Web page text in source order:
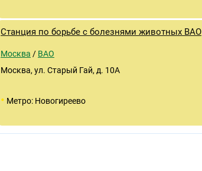
Станция по борьбе с болезнями животных ВАО
Москва / ВАО
Москва, ул. Старый Гай, д. 10А
• Метро: Новогиреево